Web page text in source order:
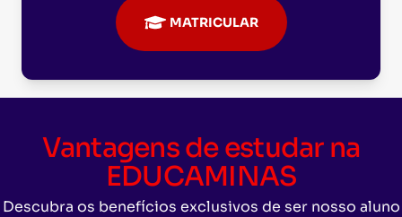
MATRICULAR
Vantagens de estudar na
EDUCAMINAS
Descubra os benefícios exclusivos de ser nosso aluno